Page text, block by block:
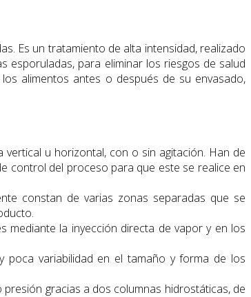
Es un tratamiento de alta intensidad, realizado
esporuladas, para eliminar los riesgos de salud
alimentos antes o después de su envasado,
u horizontal, con o sin agitación. Han de
control del proceso para que este se realice en
constan de varias zonas separadas que se
mediante la inyección directa de vapor y en los
poca variabilidad en el tamaño y forma de los
gracias a dos columnas hidrostáticas, de